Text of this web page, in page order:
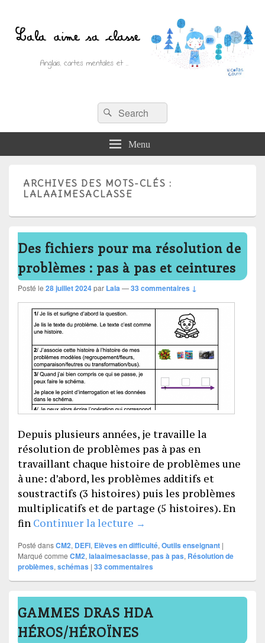
Lala aime sa classe
Anglais, cartes mentales et ….Recherche :
Rechercher
Menu
ARCHIVES DES MOTS-CLÉS :
LALAAIMESACLASSE
Des fichiers pour ma résolution de
problèmes : pas à pas et ceintures
Posté le 28 juillet 2024par Lala—33 commentaires ↓
Depuis plusieurs années, je travaille la
résolution de problèmes pas à pas en
travaillant chaque histoire de problèmes une
à une: d’abord, les problèmes additifs et
soustractifs (3 histoires) puis les problèmes
multiplicatifs et de partage (5 histoires). En
fin Continuer la lecture Des fichiers pour ma
→
Posté dansCM2, DEFI, Elèves en difficulté, Outils enseignant |
Marqué comme CM2, lalaaimesaclasse, pas à pas, Résolution de
problèmes, schémas | 33 commentaires
GAMMES DRAS HDA
HÉROS/HÉROÏNES